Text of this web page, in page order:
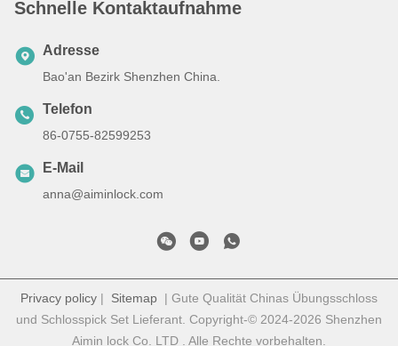
Schnelle Kontaktaufnahme
Adresse
Bao'an Bezirk Shenzhen China.
Telefon
86-0755-82599253
E-Mail
anna@aiminlock.com
Privacy policy | Sitemap | Gute Qualität Chinas Übungsschloss
und Schlosspick Set Lieferant. Copyright-© 2024-2026 Shenzhen
Aimin lock Co. LTD . Alle Rechte vorbehalten.